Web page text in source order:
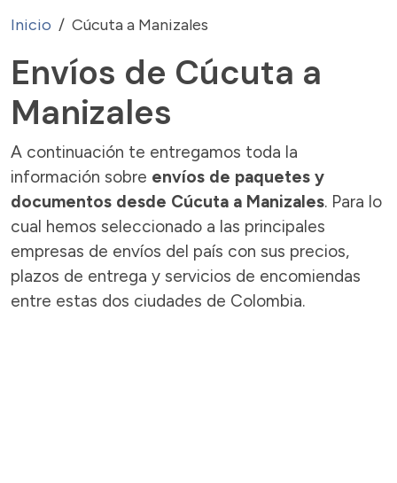
Inicio Cúcuta a Manizales
Envíos de Cúcuta a
Manizales
A continuación te entregamos toda la
información sobre envíos de paquetes y
documentos desde Cúcuta a Manizales. Para lo
cual hemos seleccionado a las principales
empresas de envíos del país con sus precios,
plazos de entrega y servicios de encomiendas
entre estas dos ciudades de Colombia.